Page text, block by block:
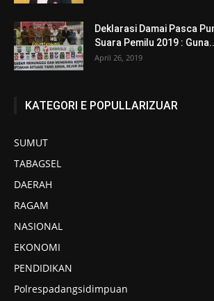
Deklarasi Damai Pasca
Suara Pemilu 2019 :
April 26, 2019
KATEGORI E POPULLARIZUAR
SUMUT
TABAGSEL
DAERAH
RAGAM
NASIONAL
EKONOMI
PENDIDIKAN
Polrespadangsidimpuan